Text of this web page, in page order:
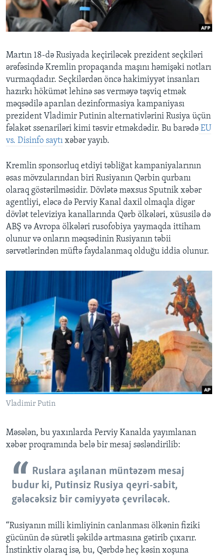
BIZI IZLƏYIN
Dillər
Martın 18-də Rusiyada keçiriləcək prezident seçkiləri
ərəfəsində Kremlin propaqanda maşını həmişəki notları
vurmaqdadır. Seçkilərdən öncə hakimiyyət insanları
hazırkı hökümət lehinə səs verməyə təşviq etmək
məqsədilə aparılan dezinformasiya kampaniyası
prezident Vladimir Putinin alternativlərini Rusiya üçün
fəlakət ssenariləri kimi təsvir etməkdədir. Bu barədə EU
vs. Disinfo saytı xəbər yayıb.
Kremlin sponsorluq etdiyi təbliğat kampaniyalarının
əsas mövzularından biri Rusiyanın Qərbin qurbanı
olaraq göstərilməsidir. Dövlətə məxsus Sputnik xəbər
agentliyi, eləcə də Perviy Kanal daxil olmaqla digər
dövlət televiziya kanallarında Qərb ölkələri, xüsusilə də
ABŞ və Avropa ölkələri rusofobiya yaymaqda ittiham
olunur və onların məqsədinin Rusiyanın təbii
sərvətlərindən müftə faydalanmaq olduğu iddia olunur.
Vladimir Putin
Məsələn, bu yaxınlarda Perviy Kanalda yayımlanan
xəbər proqramında belə bir mesaj səsləndirilib:
Ruslara aşılanan müntəzəm mesaj
budur ki, Putinsiz Rusiya qeyri-sabit,
gələcəksiz bir cəmiyyətə çevriləcək.
“Rusiyanın milli kimliyinin canlanması ölkənin fiziki
gücünün də sürətli şəkildə artmasına gətirib çıxarır.
İnstinktiv olaraq isə, bu, Qərbdə heç kəsin xoşuna